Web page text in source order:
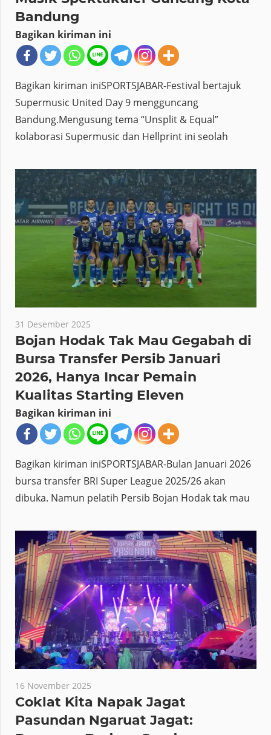
Bandung
Bagikan kiriman ini
Bagikan kiriman iniSPORTSJABAR-Festival bertajuk
Supermusic United Day 9 mengguncang
Bandung.Mengusung tema “Unsplit & Equal”
kolaborasi Supermusic dan Hellprint ini seolah
31 Desember 2025
Bojan Hodak Tak Mau Gegabah di
Bursa Transfer Persib Januari
2026, Hanya Incar Pemain
Kualitas Starting Eleven
Bagikan kiriman ini
Bagikan kiriman iniSPORTSJABAR-Bulan Januari 2026
bursa transfer BRI Super League 2025/26 akan
dibuka. Namun pelatih Persib Bojan Hodak tak mau
16 November 2025
Coklat Kita Napak Jagat
Pasundan Ngaruat Jagat: